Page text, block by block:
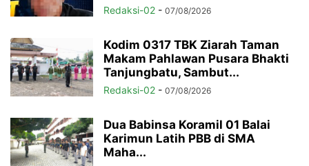
Redaksi-02 - 07/08/2026
Kodim 0317 TBK Ziarah Taman
Makam Pahlawan Pusara Bhakti
Tanjungbatu, Sambut...
Redaksi-02 - 07/08/2026
Dua Babinsa Koramil 01 Balai
Karimun Latih PBB di SMA
Maha...